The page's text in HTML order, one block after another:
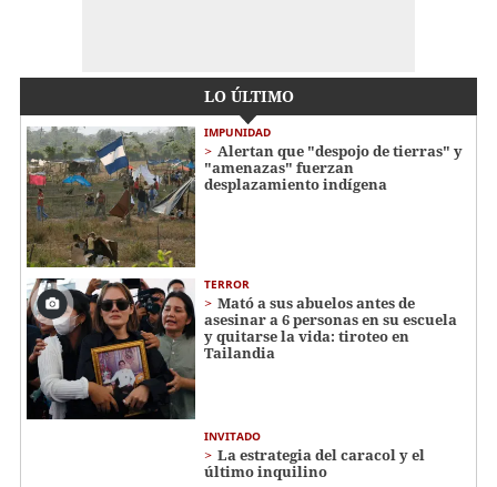
LO ÚLTIMO
IMPUNIDAD
Alertan que "despojo de tierras" y
"amenazas" fuerzan
desplazamiento indígena
TERROR
Mató a sus abuelos antes de
asesinar a 6 personas en su escuela
y quitarse la vida: tiroteo en
Tailandia
INVITADO
La estrategia del caracol y el
último inquilino